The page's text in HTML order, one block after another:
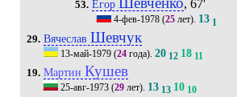
53. Егор , 67'
4-фев-1978 (25 лет). 13 1
29. Вячеслав Шевчук
13-май-1979(24года). 20 12 18 11
19. Мартин Кушев
25-авг-1973(29лет). 13 13 10 10